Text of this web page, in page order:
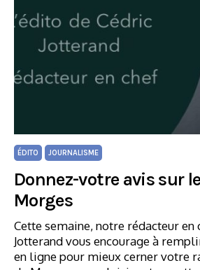
ÉDITO JOURNALISME
Donnez-votre avis sur
Morges
Cette semaine, notre rédacteur en
Jotterand vous encourage à
en ligne pour mieux cerner votre